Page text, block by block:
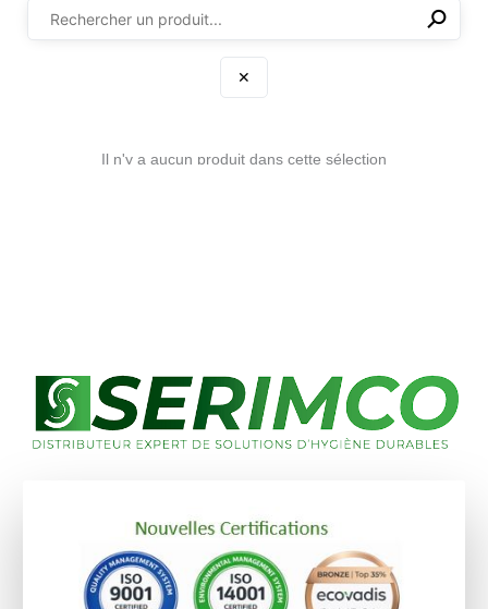
⚲
✕
Il n'y a aucun produit dans cette sélection